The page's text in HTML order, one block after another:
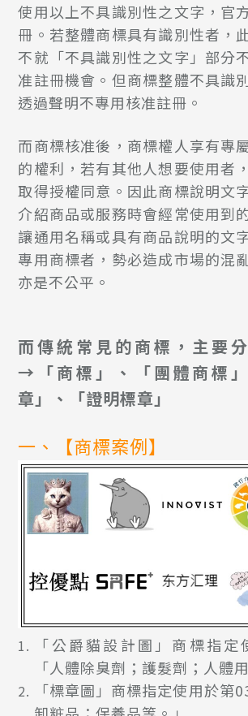
使用以上不具識別性之文字，官
冊。若整體商標具有識別性者，
不就「不具識別性之文字」部分
准註冊機會。但商標整體不具識
透過聲明不專用核准註冊。
而商標核准後，商標權人享有專
的權利，若有其他人想要使用者
取得授權同意。因此商標說明文
介紹商品或服務時會經常使用到
讓通用名稱或具有商品說明的文
專用商標者，勢必造成市場的混
亦是不公平。
而傳統常見的商標，主要
→「商標」、「團體商標
章」、「證明標章」
一、【商標案例】
「公爵貓設計圖」商標指
「人體除臭劑；護髮劑；人體
「標章圖」商標指定使用於第